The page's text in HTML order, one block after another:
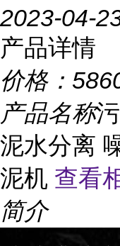
2023-04-
产品详情
价格：
产品名称
泥水分离
泥机 查看
简介